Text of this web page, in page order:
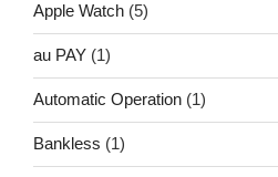
Apple Watch (5)
au PAY (1)
Automatic Operation (1)
Bankless (1)